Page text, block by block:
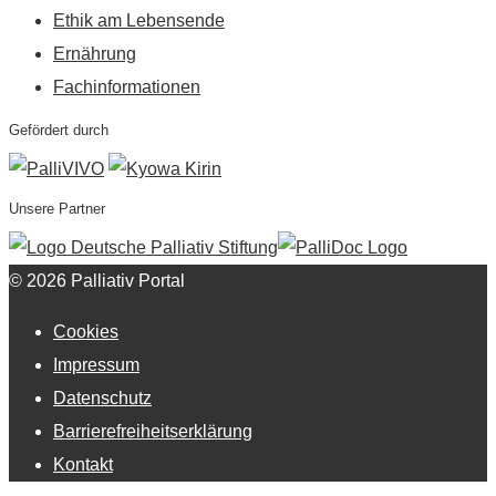
Ethik am Lebensende
Ernährung
Fachinformationen
Gefördert durch
Unsere Partner
© 2026 Palliativ Portal
Cookies
Impressum
Datenschutz
Barrierefreiheitserklärung
Kontakt